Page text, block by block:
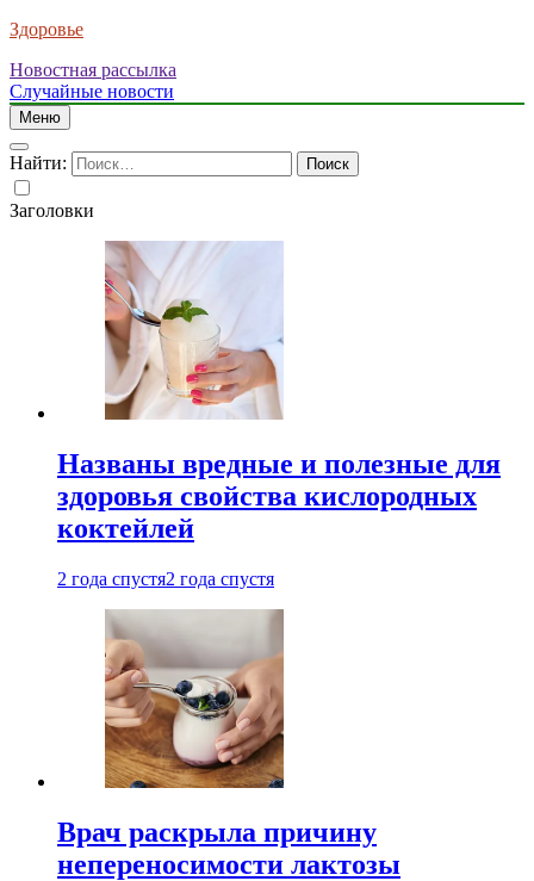
Здоровье
Новостная рассылка
Случайные новости
Меню
Найти:
Заголовки
Названы вредные и полезные для
здоровья свойства кислородных
коктейлей
2 года спустя2 года спустя
Врач раскрыла причину
непереносимости лактозы